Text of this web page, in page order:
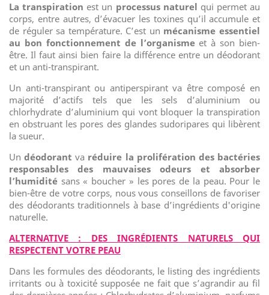
La transpiration est un processus naturel qui permet au
corps, entre autres, d’évacuer les toxines qu’il accumule et
de réguler sa température. C’est un mécanisme essentiel
au bon fonctionnement de l’organismeet à son bien-
être. Il faut ainsi bien faire la différence entre un déodorant
et un anti-transpirant.
Un anti-transpirant ou antiperspirant va être composé en
majorité d’actifs tels que les sels d’aluminium ou
chlorhydrate d’aluminium qui vont bloquer la transpiration
en obstruant les pores des glandes sudoripares qui libèrent
la sueur.
Undéodorant va réduire la prolifération des bactéries
responsables des mauvaises odeurs et absorber
l’humidité sans « boucher » les pores de la peau. Pour le
bien-être de votre corps, nous vous conseillons de favoriser
des déodorants traditionnels à base d’ingrédients d'origine
naturelle.
ALTERNATIVE : DESINGRÉDIENTS NATURELS QUI
RESPECTENT VOTRE PEAU
Dans les formules des déodorants, le listing des ingrédients
irritants ou à toxicité supposée ne fait que s’agrandir au fil